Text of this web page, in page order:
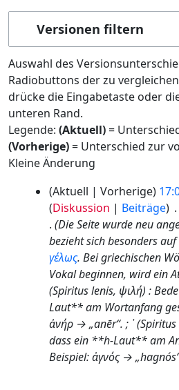
Versionen filtern
Auswahl des
Radiobuttons der zu
drücke die Eingabetaste oder
unteren Rand.
Legende: (Aktuell)=
(Vorherige)= Unterschied zur
Kleine Änderung
Aktuell Vorherige
Diskussion
Beiträge
Die Seite wurde neu
bezieht sich besonders
γέλως. Bei griechischen
Vokal beginnen, wird ein
(Spiritus lenis, ψιλή) :
Laut** am Wortanfang
ἀνήρ → „anēr“. ; ῾
dass ein **h-Laut** am
Beispiel: ἁγνός →